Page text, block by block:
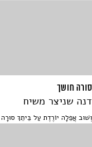
סורה חושך
דנה שניצר משיח
וְשׁוּב אֲפֵלָה יוֹרֶדֶת עַל בֵּיתֵךְ